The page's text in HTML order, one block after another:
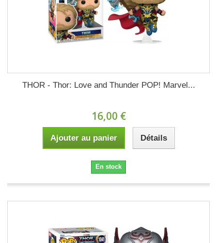
THOR - Thor: Love and Thunder POP! Marvel...
16,00 €
Ajouter au panier Détails
En stock